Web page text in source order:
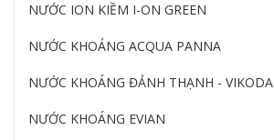
NƯỚC ION KIỀM I-ON GREEN
NƯỚC KHOÁNG ACQUA PANNA
NƯỚC KHOÁNG ĐẢNH THẠNH - VIKODA
NƯỚC KHOÁNG EVIAN